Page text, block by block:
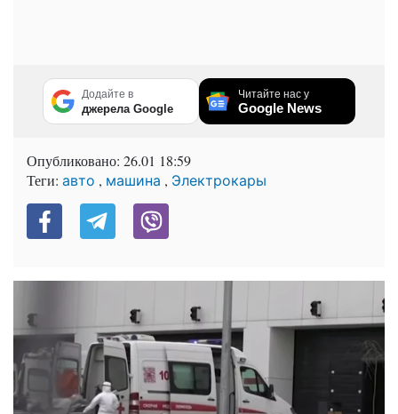
Додайте в
джерела Google
Читайте нас у
Google News
Опубликовано: 26.01 18:59
Теги: авто , машина , Электрокары